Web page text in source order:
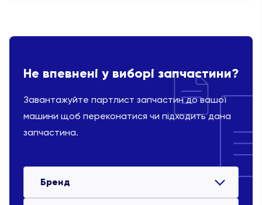
Не впевнені у виборі запчастини?
Завантажуйте партлист запчастин до вашої
машини щоб переконатися чи підходить дана
запчастина.
Бренд